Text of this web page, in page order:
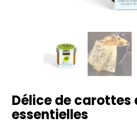
Délice de carottes
essentielles